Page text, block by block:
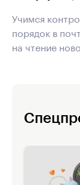
Учимся
порядок в
на чтение